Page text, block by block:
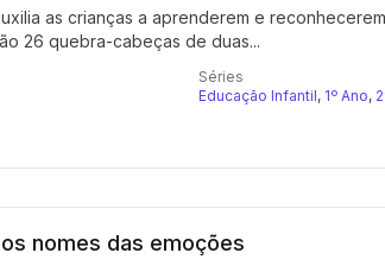
as crianças a aprenderem e
26 quebra-cabeças de duas...
Séries
Educação Infantil, 1º Ano,
nomes das emoções